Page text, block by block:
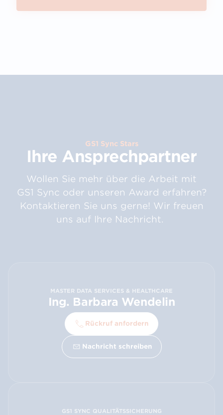
GS1 Sync Stars
Ihre Ansprechpartner
Wollen Sie mehr über die Arbeit mit
GS1 Sync oder unseren Award erfahren?
Kontaktieren Sie uns gerne! Wir freuen
uns auf Ihre Nachricht.
Ing. Barbara Wendelin
MASTER DATA SERVICES & HEALTHCARE
Rückruf anfordern
Nachricht schreiben
GS1 SYNC QUALITÄTSSICHERUNG